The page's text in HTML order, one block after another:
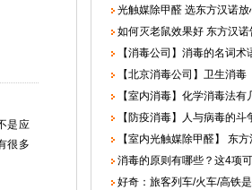
是应
很多
光触媒除甲醛 选东方汉诺放
如何灭老鼠效果好 东方汉诺
【消毒公司】消毒的名词术
【北京消毒公司】卫生消毒
【室内消毒】化学消毒法有
【防疫消毒】人与病毒的斗
【室内光触媒除甲醛】 东方
消毒的原则有哪些？这4项可
好奇：旅客列车/火车/高铁是怎